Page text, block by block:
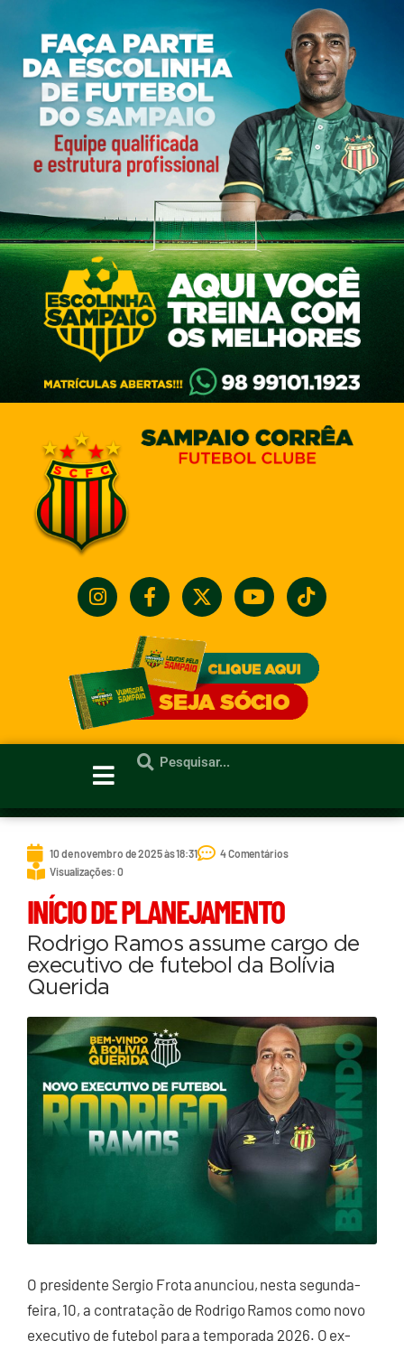
10 de novembro de 2025 às 18:31
4 Comentários
Visualizações: 0
INÍCIO DE PLANEJAMENTO
Rodrigo Ramos assume cargo de
executivo de futebol da Bolívia
Querida
O presidente Sergio Frota anunciou, nesta segunda-
feira, 10, a contratação de Rodrigo Ramos como novo
executivo de futebol para a temporada 2026. O ex-